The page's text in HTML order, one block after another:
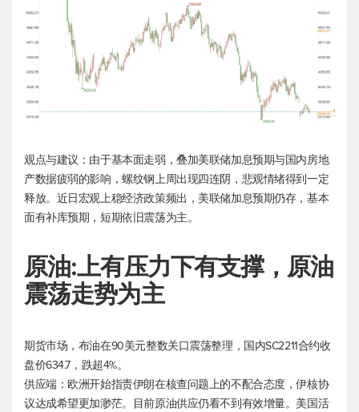
观点与建议：由于基本面走弱，叠加美联储加息预期与国内房地
产数据疲弱的影响，螺纹钢上周出现四连阴，悲观情绪得到一定
释放。近日宏观上稳经济政策频出，美联储加息预期仍存，基本
面有补库预期，短期依旧震荡为主。
原油:上有压力下有支撑，原油
震荡走势为主
期货市场，布油在90美元整数关口震荡整理，国内SC2211合约收
盘价634.7，跌超4%。
供应端：欧洲开始指责伊朗在核查问题上的不配合态度，伊核协
议达成希望更加渺茫。目前原油供应仍看不到有效增量。美国活